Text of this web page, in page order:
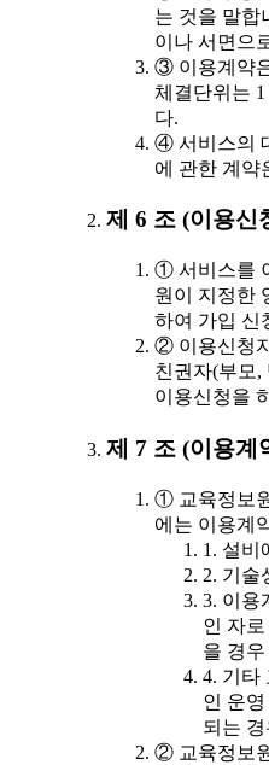
는 것을 말합
이나 서면으
③ 이용계약
체결단위는
다.
④ 서비스의
에 관한 계약
제 6 조 (이용신
① 서비스를
원이 지정한
하여 가입 신
② 이용신청
친권자(부모,
이용신청을
제 7 조 (이용계
① 교육정보
에는 이용계
1. 설비
2. 기술
3. 이용
인 자
을 경우
4. 기타
인 운
되는 경
② 교육정보